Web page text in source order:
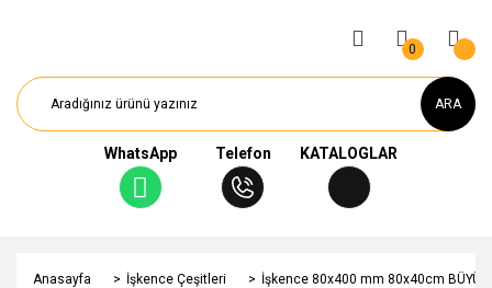
ARA
WhatsApp Telefon KATALOGLAR
0
Anasayfa İşkence Çeşitleri İşkence 80x400 mm 80x40cm BÜYÜK